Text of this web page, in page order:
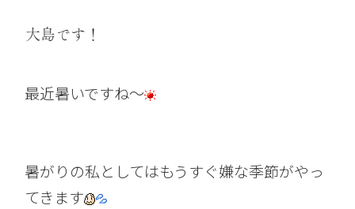
大島です！
最近暑いですね～
暑がりの私としてはもうすぐ嫌な季節がやっ
てきます